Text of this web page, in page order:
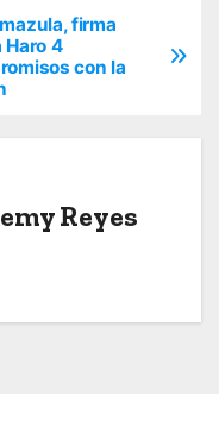
firma
Haro 4
con la
Reyes